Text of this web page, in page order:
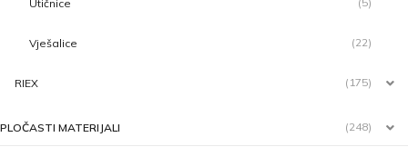
Utičnice
Vješalice (22)
RIEX (175)
PLOČASTI MATERIJALI (248)